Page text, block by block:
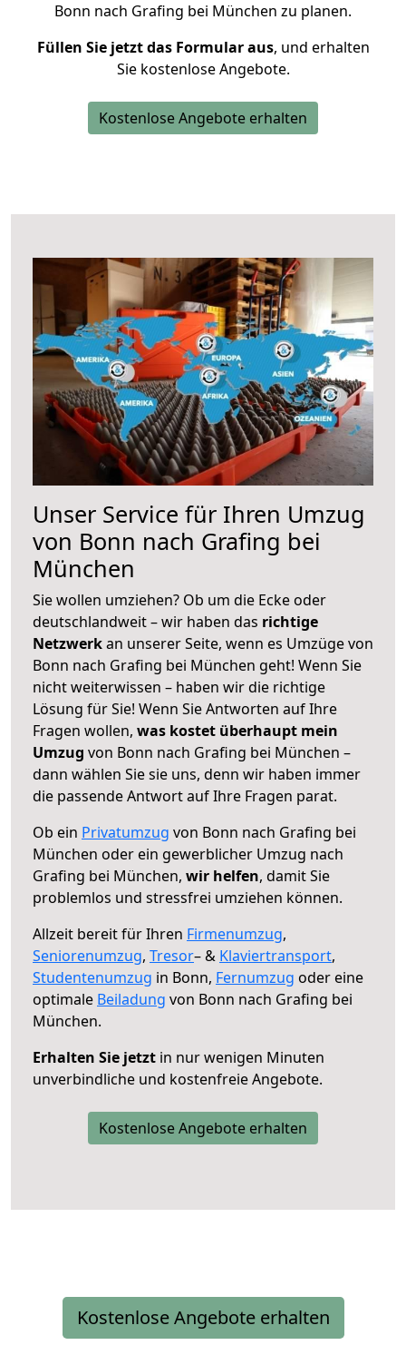
Bonn nach Grafing bei München zu planen.
Füllen Sie jetzt das Formular aus, und erhalten
Sie kostenlose Angebote.
Kostenlose Angebote erhalten
Unser Service für Ihren Umzug
von Bonn nach Grafing bei
München
Sie wollen umziehen? Ob um die Ecke oder
deutschlandweit – wir haben das richtige
Netzwerkan unserer Seite, wenn es Umzüge von
Bonn nach Grafing bei München geht! Wenn Sie
nicht weiterwissen – haben wir die richtige
Lösung für Sie! Wenn Sie Antworten auf Ihre
Fragen wollen, was kostet überhaupt mein
Umzug von Bonn nach Grafing bei München –
dann wählen Sie sie uns, denn wir haben immer
die passende Antwort auf Ihre Fragen parat.
Ob ein Privatumzug von Bonn nach Grafing bei
München oder ein gewerblicher Umzug nach
Grafing bei München, wir helfen, damit Sie
problemlos und stressfrei umziehen können.
Allzeit bereit für Ihren Firmenumzug,
Seniorenumzug, Tresor– & Klaviertransport,
Studentenumzug in Bonn, Fernumzug oder eine
optimale Beiladung von Bonn nach Grafing bei
München.
Erhalten Sie jetzt in nur wenigen Minuten
unverbindliche und kostenfreie Angebote.
Kostenlose Angebote erhalten
Kostenlose Angebote erhalten